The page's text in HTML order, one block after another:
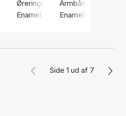
sølv sterling 925
Guld farve / Forgyldt sølv sterling
Øreringe, Guld farve / Forgyldt
Enamel Copenhagen
Armbånd, Guld
Enamel
Side 1 ud af 7